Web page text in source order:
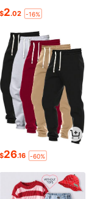
$2.02 -16%
$26.16 -60%